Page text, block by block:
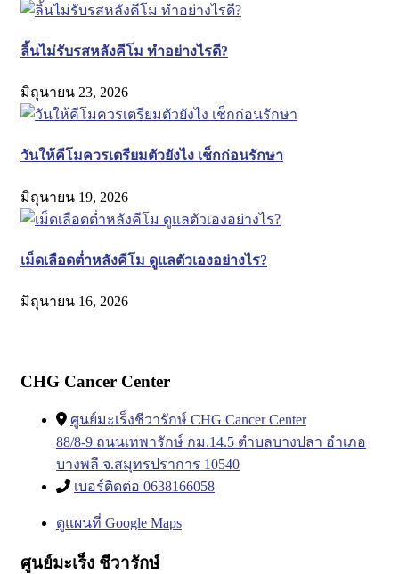
ลิ้นไม่รับรสหลังคีโม ทำอย่างไรดี?
มิถุนายน 23, 2026
วันให้คีโมควรเตรียมตัวยังไง เช็กก่อนรักษา
มิถุนายน 19, 2026
เม็ดเลือดต่ำหลังคีโม ดูแลตัวเองอย่างไร?
มิถุนายน 16, 2026
CHG Cancer Center
ศูนย์มะเร็งชีวารักษ์ CHG Cancer Center
88/8-9 ถนนเทพารักษ์ กม.14.5 ตำบลบางปลา อำเภอ
บางพลี จ.สมุทรปราการ 10540
เบอร์ติดต่อ 0638166058
ดูแผนที่ Google Maps
ศูนย์มะเร็ง ชีวารักษ์